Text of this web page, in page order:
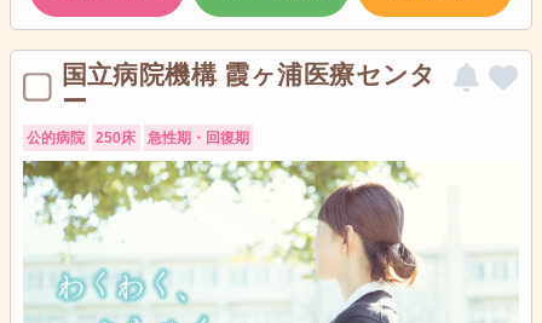
国立病院機構 霞ヶ浦医療センタ
ー
公的病院 250床 急性期・回復期